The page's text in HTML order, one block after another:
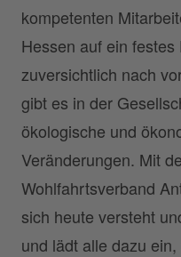
kompetenten
Hessen auf ein
zuversichtlich nach
gibt es in der
ökologische und
Veränderungen. Mit
Wohlfahrtsverband
sich heute versteht
und lädt alle dazu